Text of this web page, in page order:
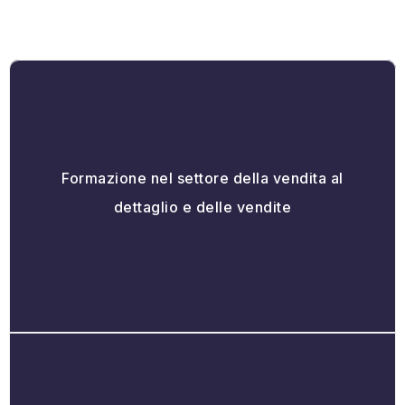
Formazione nel settore della vendita al
dettaglio e delle vendite